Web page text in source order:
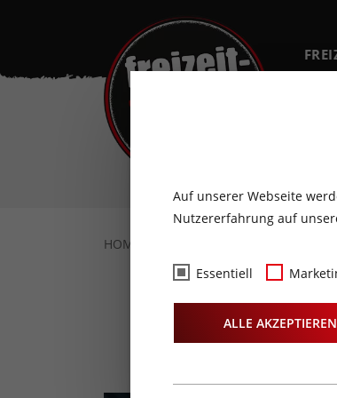
HOME
Auf unserer Webseite
Nutzererfahrung auf
Essentiell
ALLE AKZEPTIEREN